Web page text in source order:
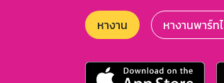
หางาน หางานพาร์ท